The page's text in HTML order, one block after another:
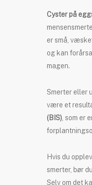
Cyster på
er små,
og kan
magen.
Smerter eller
være et
(BIS) , som er
Hvis du
smerter, bør
Selv om det